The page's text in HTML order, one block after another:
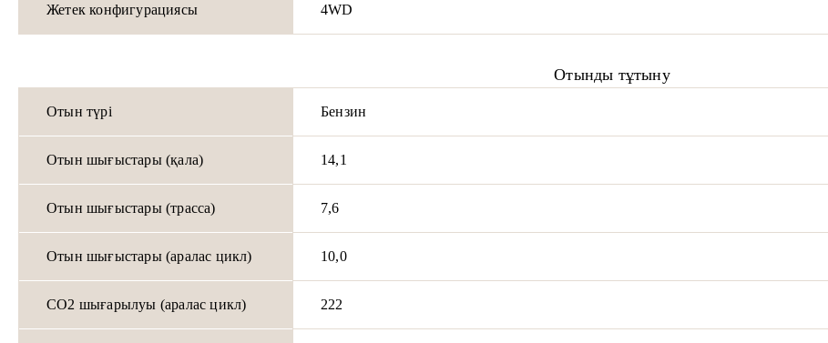
Жетек конфигурациясы 4WD
Отынды тұтыну
Отын түрі Бензин
Отын шығыстары (қала) 14,1
Отын шығыстары (трасса) 7,6
Отын шығыстары (аралас цикл) 10,0
CO2 шығарылуы (аралас цикл) 222